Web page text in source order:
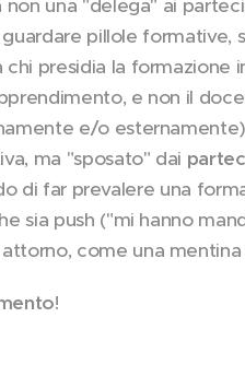
una "delega" ai
pillole formative,
presidia la formazione
e non il
e/o
ma "sposato" dai
di far prevalere una
sia push ("mi hanno
come una
!